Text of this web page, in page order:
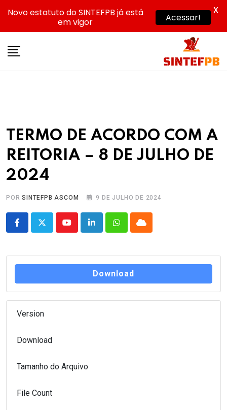
TERMO DE ACORDO COM A
REITORIA – 8 DE JULHO DE
2024
PORSINTEFPB ASCOM 9 DE JULHO DE 2024
YoutubeLinkedInWhatsappCloud
Download
Version
Download
Tamanho do Arquivo
File Count
Novo estatuto do SINTEFPB já está
em vigor
Acessar!
X